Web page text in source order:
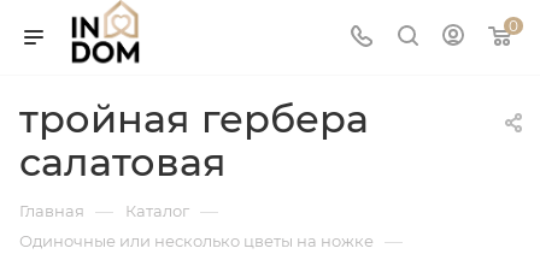
0
тройная гербера
салатовая
Главная — Каталог —
Одиночные или несколько цветы на ножке —